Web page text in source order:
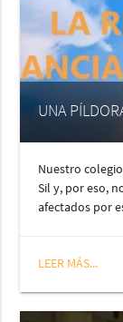
Nuestro
Sil y, por eso,
afectados por
LEER MÁS...